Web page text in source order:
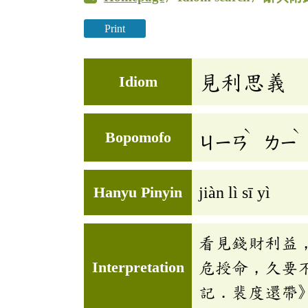
Print
Idiom 見利思義
Bopomofo ㄐㄧㄢ
ˋ
ㄌㄧ
ˋ
Hanyu Pinyin jiàn lì sī yì
Interpretation
看見錢財利益
危授命，久要
記．裴度還帶